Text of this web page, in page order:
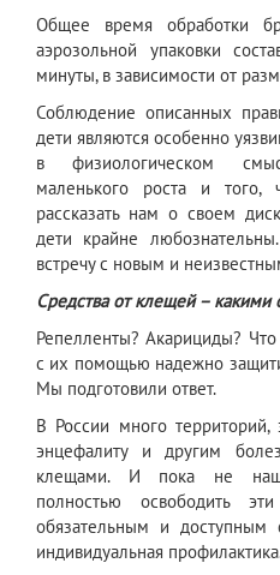
Общее время обработки
аэрозольной упаковки
минуты, в зависимости от
Соблюдение описанных
дети являются особенно
в физиологическом
маленького роста и
рассказать нам о своем
дети крайне
встречу с новым и
Средства от клещей – какими
Репелленты? Акарициды?
с их помощью надежно
Мы подготовили ответ.
В России много
энцефалиту и другим
клещами. И пока не
полностью освободить
обязательным и доступным
индивидуальная